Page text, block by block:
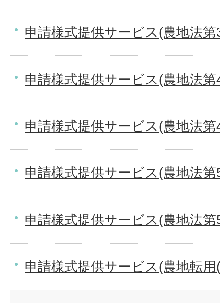
申請様式提供サービス(農地法
申請様式提供サービス(農地法第
申請様式提供サービス(農地法
申請様式提供サービス(農地法第
申請様式提供サービス(農地法
申請様式提供サービス(農地転